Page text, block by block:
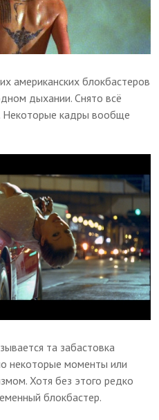
американских блокбастеров
дыхании. Снято всё
Некоторые кадры вообще
та забастовка
некоторые моменты или
Хотя без этого редко
блокбастер.